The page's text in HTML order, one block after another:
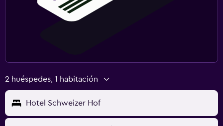
2 huéspedes, 1 habitación
Hotel Schweizer Hof